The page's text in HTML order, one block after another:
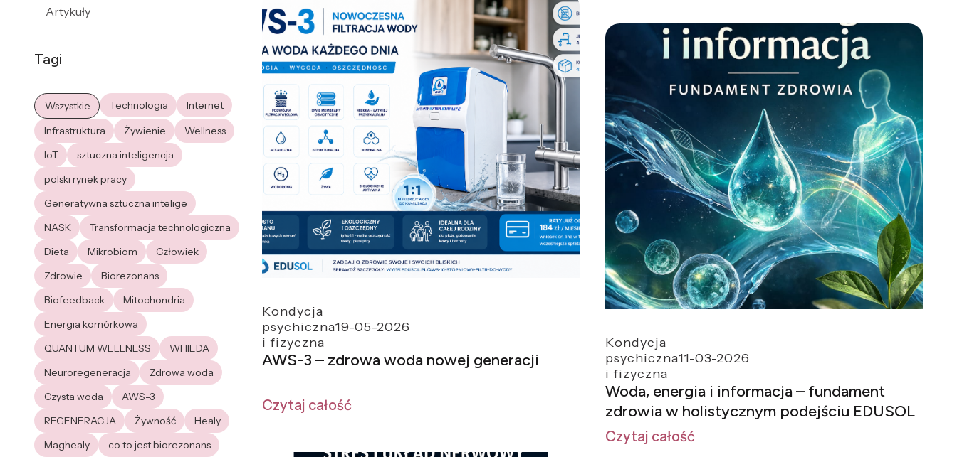
Artykuły
Tagi
Wszystkie Technologia
Internet
Infrastruktura
Żywienie
Wellness
IoT
sztuczna inteligencja
polski rynek pracy
Generatywna sztuczna intelige
NASK
Transformacja technologiczna
Dieta
Mikrobiom
Człowiek
Zdrowie
Biorezonans
Biofeedback
Mitochondria
Energia komórkowa
QUANTUM WELLNESS
WHIEDA
Neuroregeneracja
Zdrowa woda
Czysta woda
AWS-3
REGENERACJA
Żywność
Healy
Maghealy
co to jest biorezonans
Kondycja
psychiczna
i fizyczna
19-05-2026
AWS-3 – zdrowa woda nowej generacji
Czytaj całość
Kondycja
psychiczna
i fizyczna
11-03-2026
Woda, energia i informacja – fundament
zdrowia w holistycznym podejściu EDUSOL
Czytaj całość